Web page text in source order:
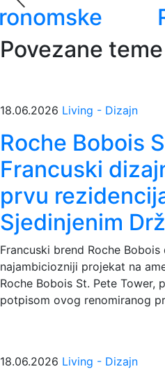
Royce epska
Povezane teme
18.06.2026 Living - Dizajn
Roche Bobois
Francuski
prvu
Sjedinjenim
Francuski brend Roche
najambiciozniji projekat na
Roche Bobois St. Pete Tower,
potpisom ovog renomiranog
18.06.2026 Living - Dizajn